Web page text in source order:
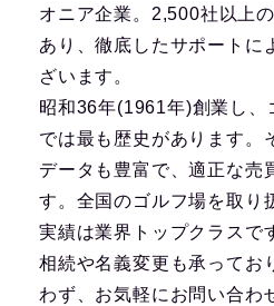
オニア企業。2,500社以上
あり、徹底したサポートに
ざいます。
昭和36年(1961年)創業し、
では最も歴史があります。
データも豊富で、適正な売
す。全国のゴルフ場を取り
実績は業界トップクラスで
相続や名義変更も承ってお
わず、お気軽にお問い合わ